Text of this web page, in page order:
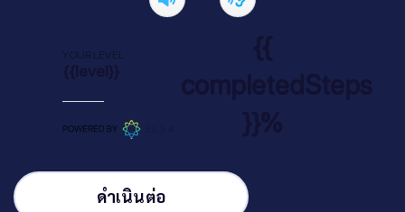
YOUR LEVEL
{{level}}
{{
completedSteps
}}%
ดำเนินต่อ